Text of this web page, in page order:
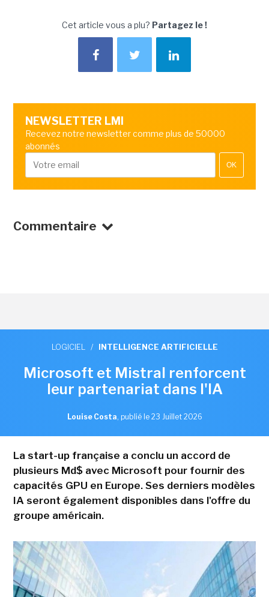
Cet article vous a plu? Partagez le !
NEWSLETTER LMI
Recevez notre newsletter comme plus de 50000
abonnés
OK
Commentaire
LOGICIEL / INTELLIGENCE ARTIFICIELLE
Microsoft et Mistral renforcent
leur partenariat dans l'IA
Louise Costa, publié le 23 Juillet 2026
La start-up française a conclu un accord de
plusieurs Md$ avec Microsoft pour fournir des
capacités GPU en Europe. Ses derniers modèles
IA seront également disponibles dans l'offre du
groupe américain.